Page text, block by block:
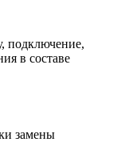
подключение,
в составе
замены